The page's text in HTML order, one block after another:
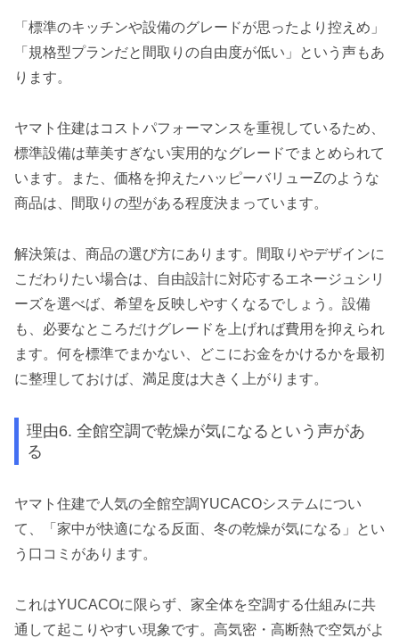
「標準のキッチンや設備のグレードが思ったより控えめ」
「規格型プランだと間取りの自由度が低い」という声もあ
ります。
ヤマト住建はコストパフォーマンスを重視しているため、
標準設備は華美すぎない実用的なグレードでまとめられて
います。また、価格を抑えたハッピーバリューZのような
商品は、間取りの型がある程度決まっています。
解決策は、商品の選び方にあります。間取りやデザインに
こだわりたい場合は、自由設計に対応するエネージュシリ
ーズを選べば、希望を反映しやすくなるでしょう。設備
も、必要なところだけグレードを上げれば費用を抑えられ
ます。何を標準でまかない、どこにお金をかけるかを最初
に整理しておけば、満足度は大きく上がります。
理由6. 全館空調で乾燥が気になるという声があ
る
ヤマト住建で人気の全館空調YUCACOシステムについ
て、「家中が快適になる反面、冬の乾燥が気になる」とい
う口コミがあります。
これはYUCACOに限らず、家全体を空調する仕組みに共
通して起こりやすい現象です。高気密・高断熱で空気がよ